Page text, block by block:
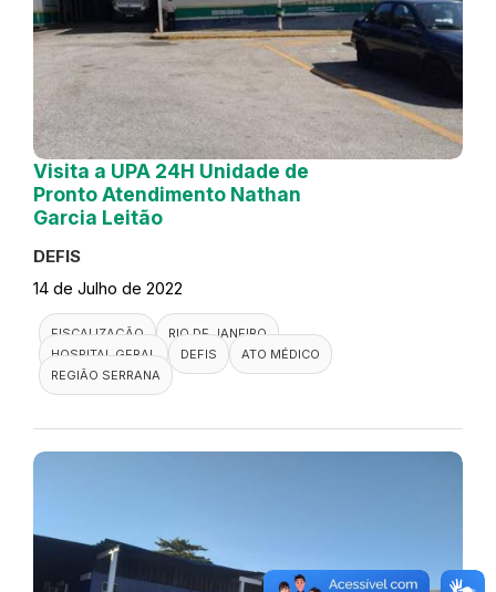
Visita a UPA 24H Unidade de
Pronto Atendimento Nathan
Garcia Leitão
DEFIS
14 de Julho de 2022
FISCALIZAÇÃO
RIO DE JANEIRO
HOSPITAL GERAL
DEFIS
ATO MÉDICO
REGIÃO SERRANA